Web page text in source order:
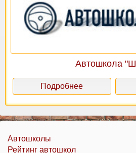
Автошкола
Подробнее
Автошколы
Рейтинг автошкол